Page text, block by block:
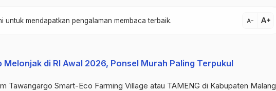
untuk mendapatkan pengalaman membaca terbaik. text_decrease text_increase
Melonjak di RI Awal 2026, Ponsel Murah Paling Terpukul
Tawangargo Smart-Eco Farming Village atau TAMENG di Kabupaten Malang